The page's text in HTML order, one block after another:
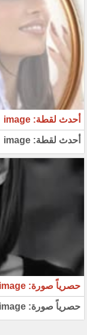
أحدث لقطة: image
أحدث لقطة: image
حصرياً صورة: image
حصرياً صورة: image